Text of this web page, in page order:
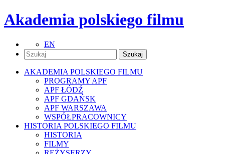
Akademia polskiego filmu
EN
AKADEMIA POLSKIEGO FILMU
PROGRAMY APF
APF ŁÓDŹ
APF GDAŃSK
APF WARSZAWA
WSPÓŁPRACOWNICY
HISTORIA POLSKIEGO FILMU
HISTORIA
FILMY